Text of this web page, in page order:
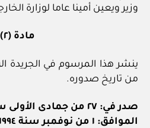
وزير ويعين أمينا عاما لوزارة
مادة (٢)
ينشر هذا المرسوم في الجريدة
من تاريخ صدوره.
صدر في: ٢٧ من جمادى الأولى سنة ١٤١٥هـ
الموافق: ١ من نوفمبر سنة ١٩٩٤م